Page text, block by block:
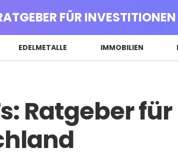
FÜR
EDELMETALLE IMMOBILIEN
Ratgeber für